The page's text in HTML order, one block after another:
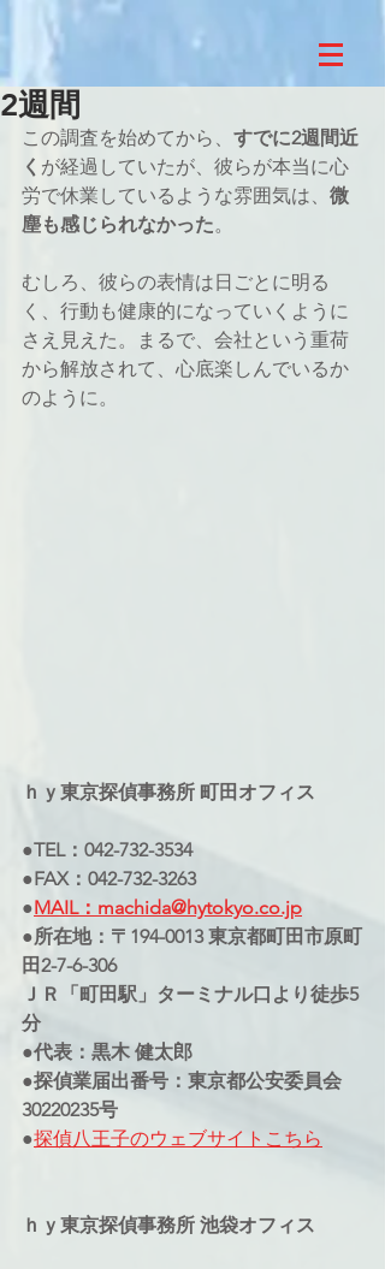
2週間
この調査を始めてから、 すでに2週間近
く が経過していたが、彼らが本当に心
労で休業しているような雰囲気は、 微
塵も感じられなかった。
むしろ、彼らの表情は日ごとに明る
く、行動も健康的になっていくように
さえ見えた。まるで、会社という重荷
から解放されて、心底楽しんでいるか
のように。
ｈｙ東京探偵事務所 町田オフィス
●TEL：042-732-3534
●FAX：042-732-3263
●MAIL：machida@hytokyo.co.jp
●所在地：〒194-0013 東京都町田市原町
田2-7-6-306
ＪＲ「町田駅」ターミナル口より徒歩5
分
●代表：黒木 健太郎
●探偵業届出番号：東京都公安委員会
30220235号
●探偵八王子のウェブサイトこちら
ｈｙ東京探偵事務所 池袋オフィス